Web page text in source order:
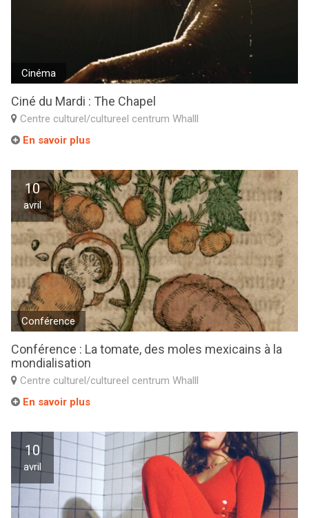
Cinéma
Ciné du Mardi : The Chapel
Centre culturel/cultureel centrum Whalll
En savoir plus
10
avril
Conférence
Conférence : La tomate, des moles mexicains à la
mondialisation
Centre culturel/cultureel centrum Whalll
En savoir plus
10
avril